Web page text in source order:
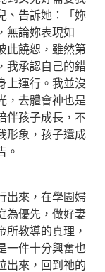
、告訴她：「妳
無論妳表現如
此饒恕，雖然第
我承認自己的錯
上運行。我並沒
，去體會神也是
伴孩子成長，不
形象，孩子還成
。
出來，在學園婦
為優先，做好妻
所教導的真理，
一件十分興奮也
出來，回到祂的